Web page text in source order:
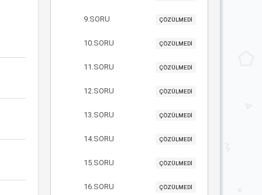
9.SORU ÇÖZÜLMEDİ
10.SORU ÇÖZÜLMEDİ
11.SORU ÇÖZÜLMEDİ
12.SORU ÇÖZÜLMEDİ
13.SORU ÇÖZÜLMEDİ
14.SORU ÇÖZÜLMEDİ
15.SORU ÇÖZÜLMEDİ
16.SORU ÇÖZÜLMEDİ